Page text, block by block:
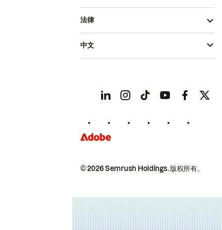
© 2026 Semrush Holdings.版权所有。
法律
中文